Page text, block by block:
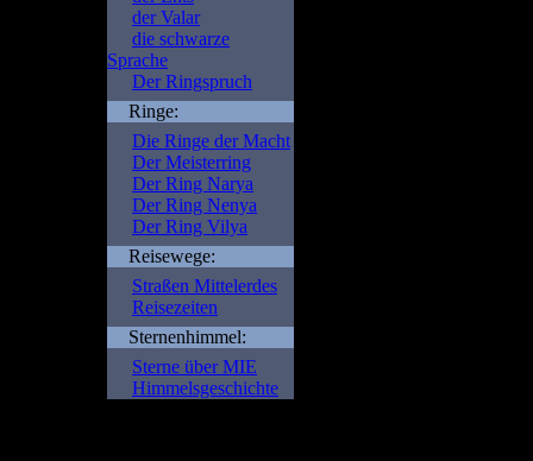
der Valar
die schwarze
Sprache
Der Ringspruch
Ringe:
Die Ringe der Macht
Der Meisterring
Der Ring Narya
Der Ring Nenya
Der Ring Vilya
Reisewege:
Straßen Mittelerdes
Reisezeiten
Sternenhimmel:
Sterne über MIE
Himmelsgeschichte